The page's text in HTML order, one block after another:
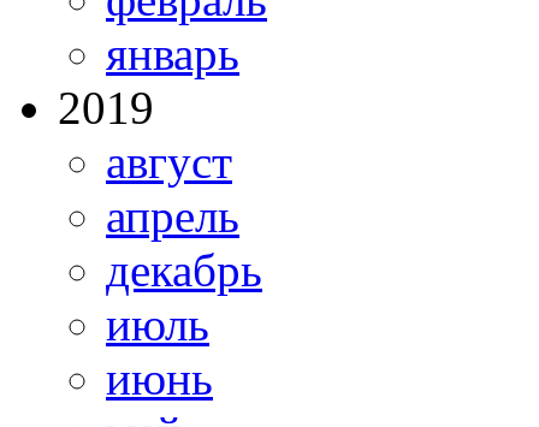
январь
2019
август
апрель
декабрь
июль
июнь